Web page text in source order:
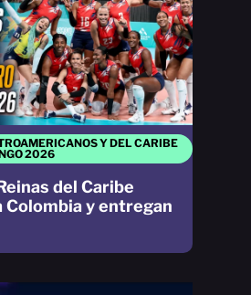
Y DEL CARIBE
2026
del Caribe
Colombia y entregan